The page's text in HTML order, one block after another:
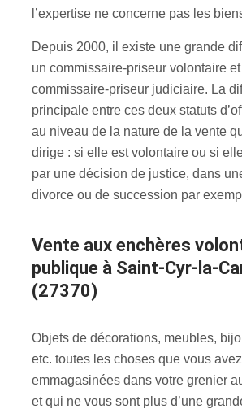
l’expertise ne concerne pas les
Depuis 2000, il existe une grande
un commissaire-priseur volontaire et
commissaire-priseur judiciaire. La
principale entre ces deux statuts
au niveau de la nature de la vente
dirige : si elle est volontaire ou si
par une décision de justice, dans
divorce ou de succession par
Vente aux enchères volontaire
publique à Saint-Cyr-la-
(27370)
Objets de décorations, meubles,
etc. toutes les choses que vous avez
emmagasinées dans votre grenier
et qui ne vous sont plus d’une